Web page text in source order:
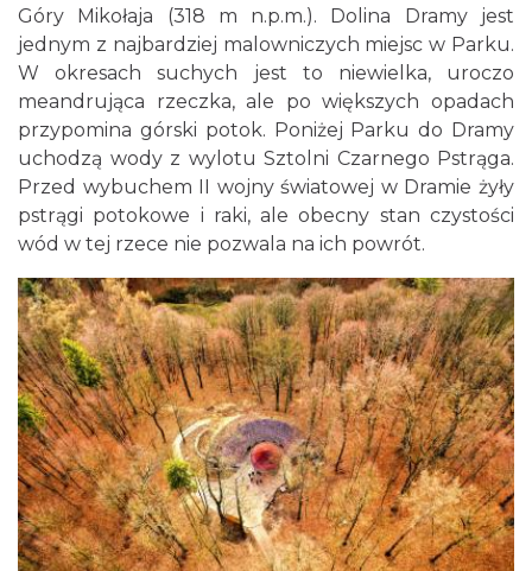
Góry Mikołaja (318 m n.p.m.). Dolina Dramy jest
jednym z najbardziej malowniczych miejsc w Parku.
W okresach suchych jest to niewielka, uroczo
meandrująca rzeczka, ale po większych opadach
przypomina górski potok. Poniżej Parku do Dramy
uchodzą wody z wylotu Sztolni Czarnego Pstrąga.
Przed wybuchem II wojny światowej w Dramie żyły
pstrągi potokowe i raki, ale obecny stan czystości
wód w tej rzece nie pozwala na ich powrót.